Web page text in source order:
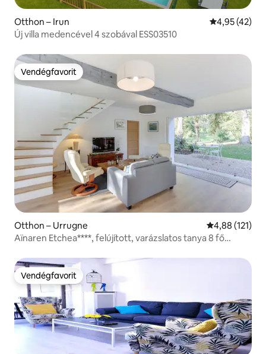
Otthon – Irun Átlagos
4,95 (42)
Új villa medencével 4 szobával ESS03510
Vendégfavorit
Vendégfavorit
Otthon – Urrugne Átlagos
4,88 (121)
Aïnaren Etchea****, felújított, varázslatos tanya 8 fő
Vendégfavorit
Vendégfavorit